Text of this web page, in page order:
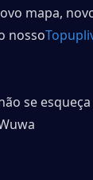
mapa,
nosso
se